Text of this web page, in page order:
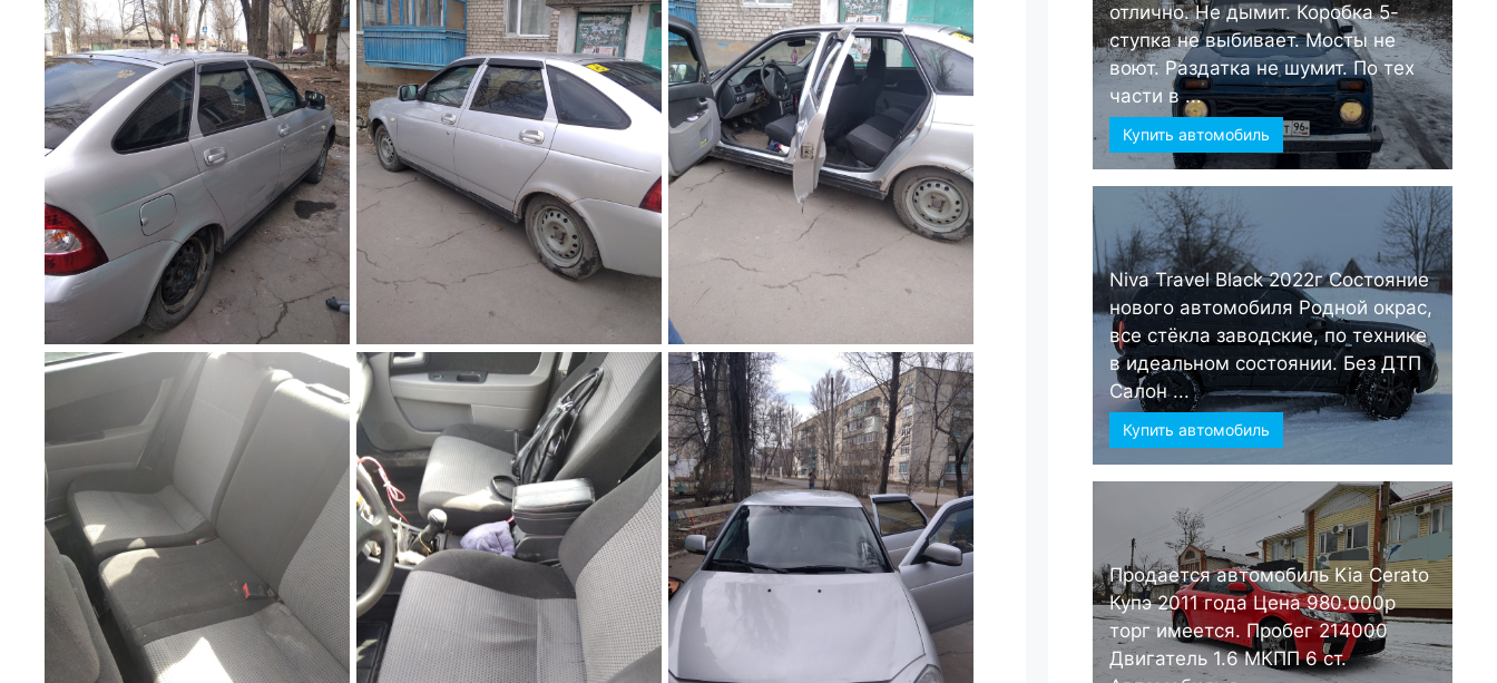
отлично. Не дымит. Коробка 5-
ступка не выбивает. Мосты не
воют. Раздатка не шумит. По тех
части в ...
Купить автомобиль
Niva Travel Black 2022г Состояние
нового автомобиля Родной окрас,
все стёкла заводские, по технике
в идеальном состоянии. Без ДТП
Салон ...
Купить автомобиль
Продается автомобиль Kia Cerato
Купэ 2011 года Цена 980.000р
торг имеется. Пробег 214000
Двигатель 1.6 МКПП 6 ст.